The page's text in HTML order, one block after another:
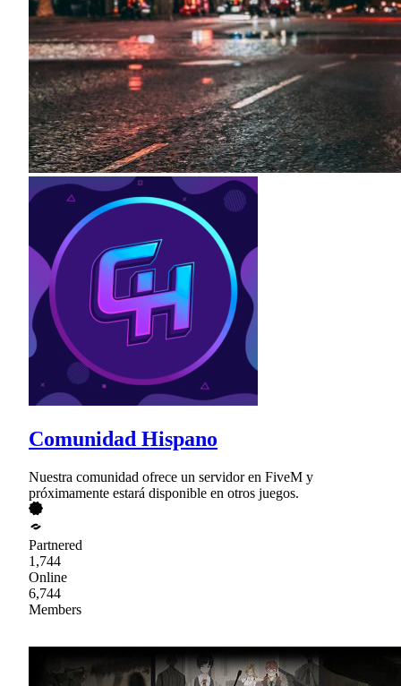
Comunidad Hispano
Nuestra comunidad ofrece un servidor en FiveM y
próximamente estará disponible en otros juegos.
Partnered
1,744
Online
6,744
Members